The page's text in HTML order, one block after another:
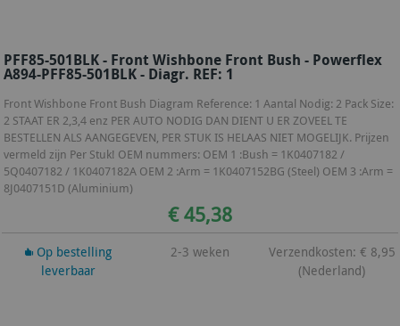
PFF85-501BLK - Front Wishbone Front Bush - Powerflex
A894-PFF85-501BLK - Diagr. REF: 1
Front Wishbone Front Bush Diagram Reference: 1 Aantal Nodig: 2 Pack Size:
2 STAAT ER 2,3,4 enz PER AUTO NODIG DAN DIENT U ER ZOVEEL TE
BESTELLEN ALS AANGEGEVEN, PER STUK IS HELAAS NIET MOGELIJK. Prijzen
vermeld zijn Per Stuk! OEM nummers: OEM 1 :Bush = 1K0407182 /
5Q0407182 / 1K0407182A OEM 2 :Arm = 1K0407152BG (Steel) OEM 3 :Arm =
8J0407151D (Aluminium)
€ 45,38
Op bestelling
leverbaar
2-3 weken
Verzendkosten: € 8,95
(Nederland)